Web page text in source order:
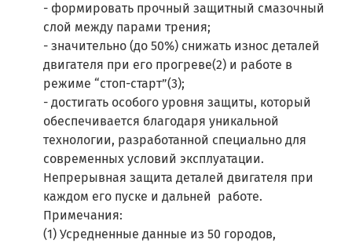
- формировать прочный защитный смазочный
слой между парами трения;
- значительно (до 50%) снижать износ деталей
двигателя при его прогреве(2) и работе в
режиме “стоп-старт”(3);
- достигать особого уровня защиты, который
обеспечивается благодаря уникальной
технологии, разработанной специально для
современных условий эксплуатации.
Непрерывная защита деталей двигателя при
каждом его пуске и дальней работе.
Примечания:
(1) Усредненные данные из 50 городов,